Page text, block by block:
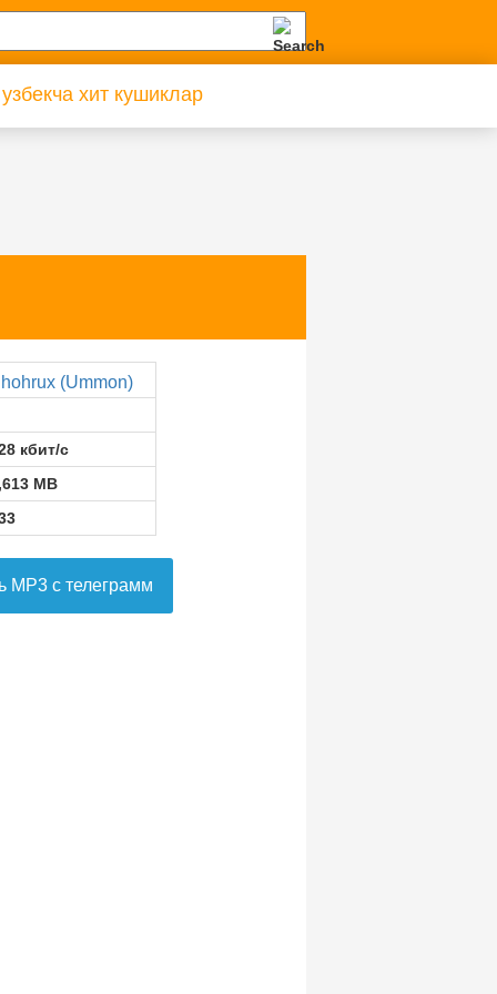
хит кушиклар
(Ummon)
кбит/с
MB
MP3 с телеграмм